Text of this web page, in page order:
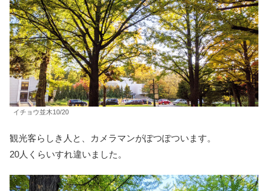
イチョウ並木10/20
観光客らしき人と、カメラマンがぽつぽついます。
20人くらいすれ違いました。